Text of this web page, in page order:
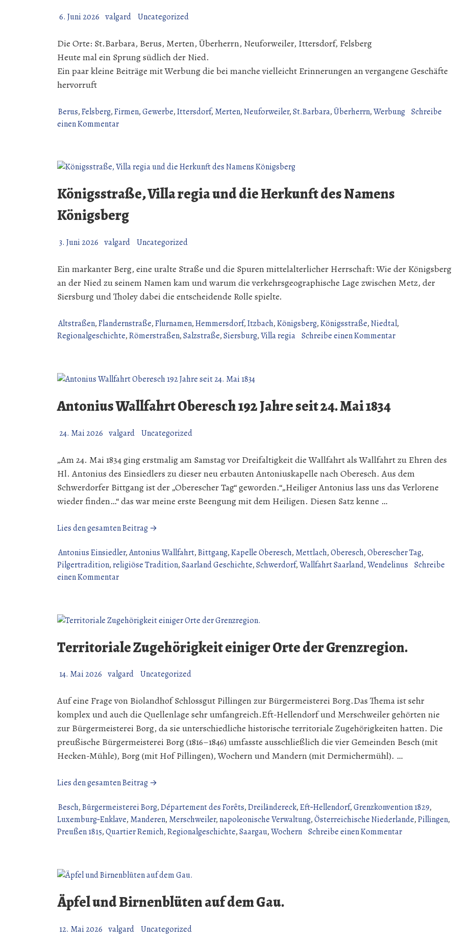
6. Juni 2026 valgard Uncategorized
Die Orte: St.Barbara, Berus, Merten, Überherrn, Neuforweiler, Ittersdorf, Felsberg
Heute mal ein Sprung südlich der Nied.
Ein paar kleine Beiträge mit Werbung die bei manche vielleicht Erinnerungen an vergangene Geschäfte
hervorruft
Berus,Felsberg,Firmen,Gewerbe,Ittersdorf, Merten,Neuforweiler,St.Barbara,Überherrn,Werbung Schreibe
einen Kommentarzu
1991
Aus
hundert
Jahre
Berus.
Königsstraße, Villa regia und die Herkunft des Namens
Königsberg
3. Juni 2026 valgard Uncategorized
Ein markanter Berg, eine uralte Straße und die Spuren mittelalterlicher Herrschaft: Wie der Königsberg
an der Nied zu seinem Namen kam und warum die verkehrsgeographische Lage zwischen Metz, der
Siersburg und Tholey dabei die entscheidende Rolle spielte.
Altstraßen,Flandernstraße,Flurnamen,Hemmersdorf,Itzbach,Königsberg,Königsstraße,Niedtal,
Regionalgeschichte,Römerstraßen,Salzstraße,Siersburg,Villa regia Schreibe einen Kommentarzu
Antonius Wallfahrt Oberesch 192 Jahre seit 24. Mai 1834
24. Mai 2026 valgard Uncategorized
„Am 24. Mai 1834 ging erstmalig am Samstag vor Dreifaltigkeit die Wallfahrt als Wallfahrt zu Ehren des
Hl. Antonius des Einsiedlers zu dieser neu erbauten Antoniuskapelle nach Oberesch. Aus dem
Schwerdorfer Bittgang ist der „Oberescher Tag“ geworden.“„Heiliger Antonius lass uns das Verlorene
wieder finden…“ das war meine erste Beengung mit dem Heiligen. Diesen Satz kenne …
Lies den gesamten Beitrag →
Oberesch
192
1834“
Antonius Einsiedler,Antonius Wallfahrt,Bittgang,Kapelle Oberesch, Mettlach,Oberesch,Oberescher Tag,
Pilgertradition,religiöse Tradition,Saarland Geschichte,Schwerdorf,Wallfahrt Saarland,Wendelinus Schreibe
einen Kommentarzu
192
seit
Mai
Territoriale Zugehörigkeit einiger Orte der Grenzregion.
14. Mai 2026 valgard Uncategorized
Auf eine Frage von Biolandhof Schlossgut Pillingen zur Bürgermeisterei Borg.Das Thema ist sehr
komplex und auch die Quellenlage sehr umfangreich.Eft-Hellendorf und Merschweiler gehörten nie
zur Bürgermeisterei Borg, da sie unterschiedliche historische territoriale Zugehörigkeiten hatten. Die
preußische Bürgermeisterei Borg (1816–1846) umfasste ausschließlich die vier Gemeinden Besch (mit
Hecken-Mühle), Borg (mit Hof Pillingen), Wochern und Mandern (mit Dermichermühl). …
Lies den gesamten Beitrag →
einiger
Orte
der
Besch,Bürgermeisterei Borg,Département des Forêts,Dreiländereck,Eft‑Hellendorf,Grenzkonvention 1829,
Luxemburg‑Enklave, Manderen, Merschweiler,napoleonische Verwaltung,Österreichische Niederlande,Pillingen,
Preußen 1815,Quartier Remich,Regionalgeschichte,Saargau,Wochern Schreibe einen Kommentarzu
Äpfel und Birnenblüten auf dem Gau.
12. Mai 2026 valgard Uncategorized